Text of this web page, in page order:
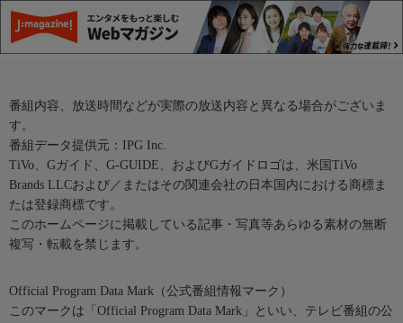
番組内容、放送時間などが実際の放送内容と異なる場合がございま
す。
番組データ提供元：IPG Inc.
TiVo、Gガイド、G-GUIDE、およびGガイドロゴは、米国TiVo
Brands LLCおよび／またはその関連会社の日本国内における商標ま
たは登録商標です。
このホームページに掲載している記事・写真等あらゆる素材の無断
複写・転載を禁じます。
Official Program Data Mark（公式番組情報マーク）
このマークは「Official Program Data Mark」といい、テレビ番組の公